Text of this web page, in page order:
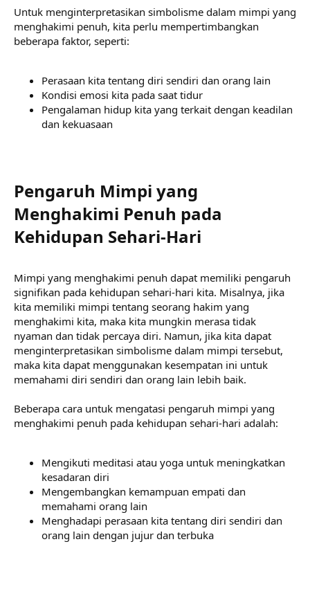
Untuk menginterpretasikan simbolisme dalam mimpi yang
menghakimi penuh, kita perlu mempertimbangkan
beberapa faktor, seperti:
Perasaan kita tentang diri sendiri dan orang lain
Kondisi emosi kita pada saat tidur
Pengalaman hidup kita yang terkait dengan keadilan
dan kekuasaan
Pengaruh Mimpi yang
Menghakimi Penuh pada
Kehidupan Sehari-Hari​
Mimpi yang menghakimi penuh dapat memiliki pengaruh
signifikan pada kehidupan sehari-hari kita. Misalnya, jika
kita memiliki mimpi tentang seorang hakim yang
menghakimi kita, maka kita mungkin merasa tidak
nyaman dan tidak percaya diri. Namun, jika kita dapat
menginterpretasikan simbolisme dalam mimpi tersebut,
maka kita dapat menggunakan kesempatan ini untuk
memahami diri sendiri dan orang lain lebih baik.
Beberapa cara untuk mengatasi pengaruh mimpi yang
menghakimi penuh pada kehidupan sehari-hari adalah:
Mengikuti meditasi atau yoga untuk meningkatkan
kesadaran diri
Mengembangkan kemampuan empati dan
memahami orang lain
Menghadapi perasaan kita tentang diri sendiri dan
orang lain dengan jujur dan terbuka